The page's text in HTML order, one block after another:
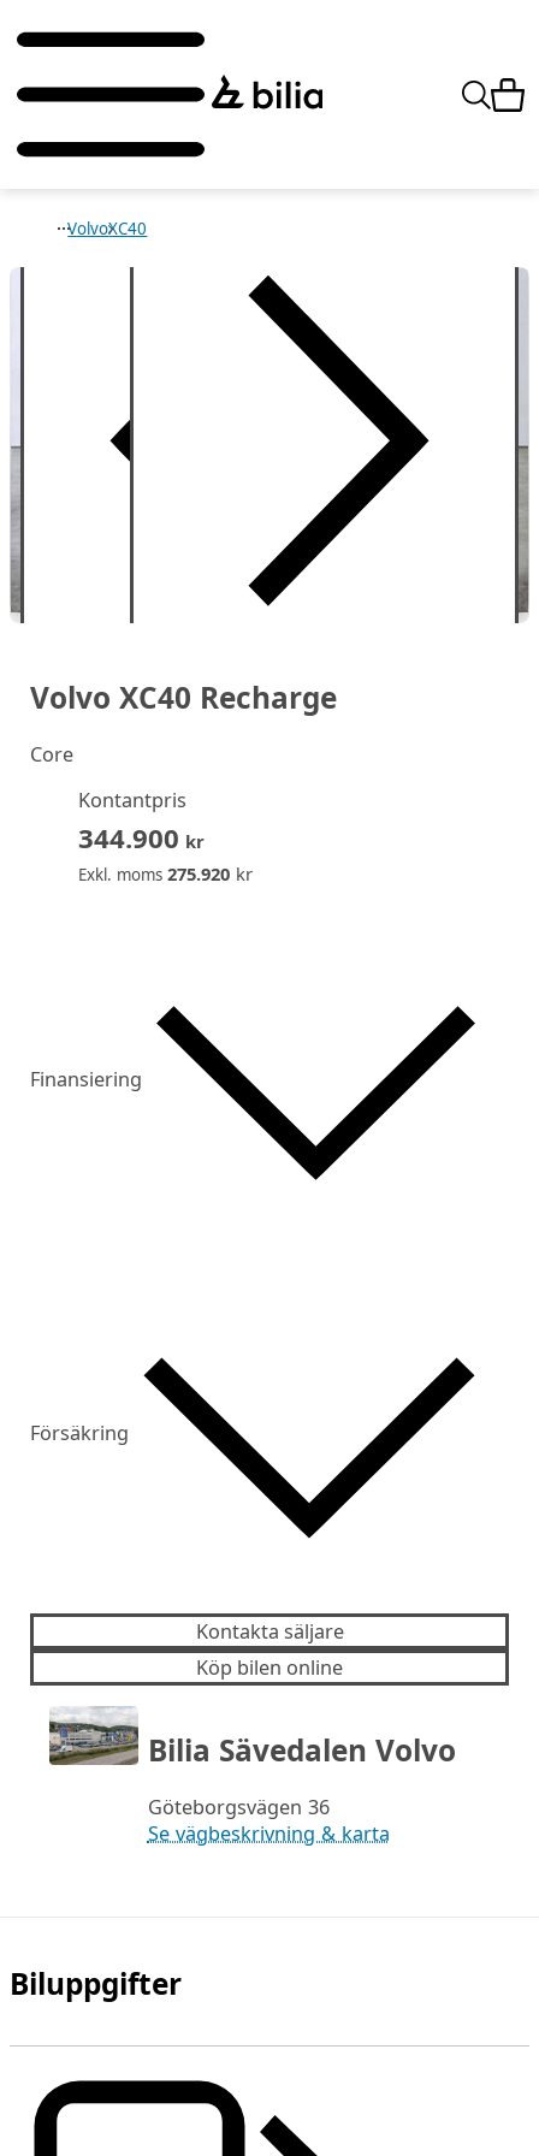
VolvoXC40
Volvo XC40 Recharge
Core
Kontantpris
344.900 kr
Exkl. moms 275.920kr
Finansiering
Försäkring
Kontakta säljare
Köp bilen online
Bilia Sävedalen Volvo
Göteborgsvägen 36
Se vägbeskrivning & karta
Biluppgifter